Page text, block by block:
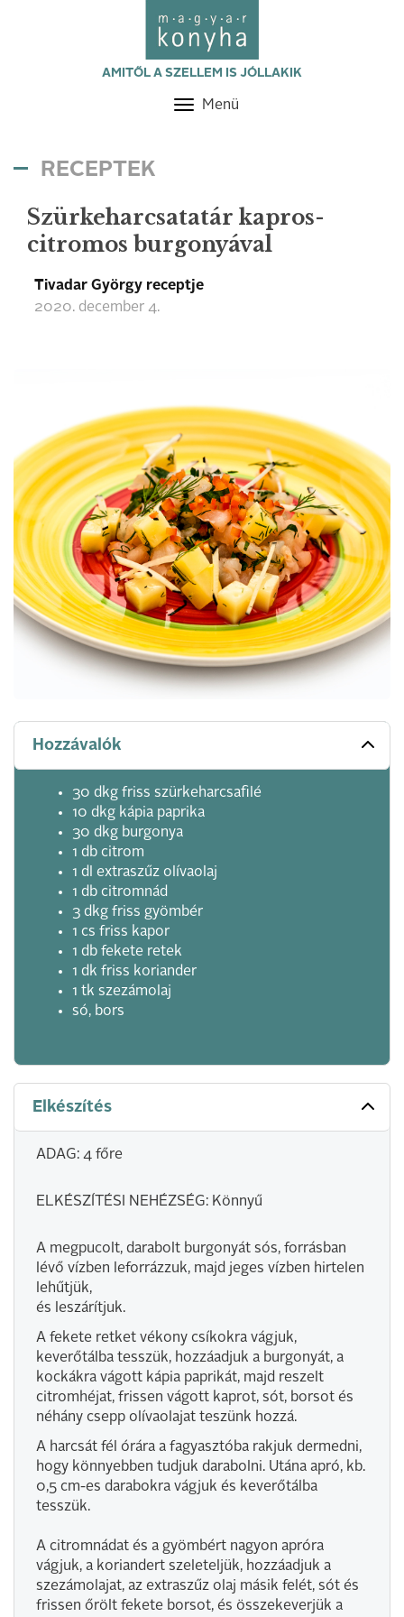
AMITŐL A SZELLEM IS JÓLLAKIK
Toggle
Menü
RECEPTEK
Szürkeharcsatatár kapros-
citromos burgonyával
Tivadar György receptje
2020. december 4.
Hozzávalók
30 dkg friss szürkeharcsafilé
10 dkg kápia paprika
30 dkg burgonya
1 db citrom
1 dl extraszűz olívaolaj
1 db citromnád
3 dkg friss gyömbér
1 cs friss kapor
1 db fekete retek
1 dk friss koriander
1 tk szezámolaj
só, bors
Elkészítés
ADAG: 4 főre
ELKÉSZÍTÉSI NEHÉZSÉG: Könnyű
A megpucolt, darabolt burgonyát sós, forrásban
lévő vízben leforrázzuk, majd jeges vízben hirtelen
lehűtjük,
és leszárítjuk.
A fekete retket vékony csíkokra vágjuk,
keverőtálba tesszük, hozzáadjuk a burgonyát, a
kockákra vágott kápia paprikát, majd reszelt
citromhéjat, frissen vágott kaprot, sót, borsot és
néhány csepp olívaolajat teszünk hozzá.
A harcsát fél órára a fagyasztóba rakjuk dermedni,
hogy könnyebben tudjuk darabolni. Utána apró, kb.
0,5 cm-es darabokra vágjuk és keverőtálba
tesszük.
A citromnádat és a gyömbért nagyon apróra
vágjuk, a koriandert szeleteljük, hozzáadjuk a
szezámolajat, az extraszűz olaj másik felét, sót és
frissen őrölt fekete borsot, és összekeverjük a